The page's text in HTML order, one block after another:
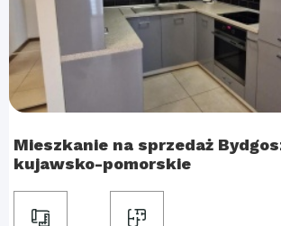
Mieszkanie na sprzedaż
kujawsko-pomorskie